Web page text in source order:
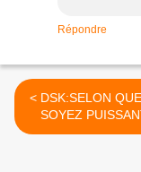
Répondre
< DSK:SELON QUE VOUS
SOYEZ
MISERABLE